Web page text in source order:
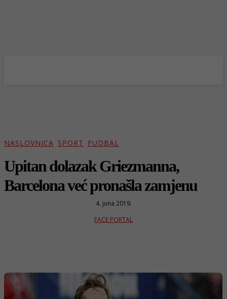
NASLOVNICA SPORT FUDBAL
Upitan dolazak Griezmanna,
Barcelona već pronašla zamjenu
4. juna 2019.
FACE PORTAL